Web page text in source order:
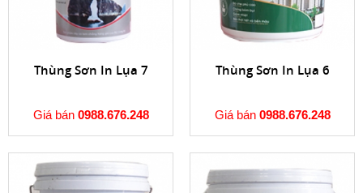
Thùng Sơn In Lụa 7
Giá bán 0988.676.248
Thùng Sơn In Lụa 6
Giá bán 0988.676.248